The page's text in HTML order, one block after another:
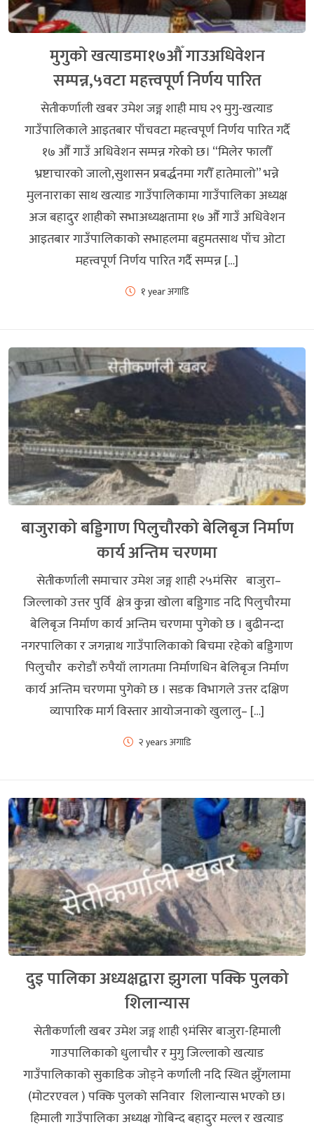
मुगुको खत्याडमा१७औँ गाउअधिवेशन
सम्पन्न,५वटा महत्त्वपूर्ण निर्णय पारित
सेतीकर्णाली खबर उमेश जङ्ग शाही माघ २९ मुगु-खत्याड
गाउँपालिकाले आइतबार पाँचवटा महत्त्वपूर्ण निर्णय पारित गर्दै
१७ औँ गाउँ अधिवेशन सम्पन्न गरेको छ। “मिलेर फालौँ
भ्रष्टाचारको जालो,सुशासन प्रबर्द्धनमा गरौँ हातेमालो” भन्ने
मुलनाराका साथ खत्याड गाउँपालिकामा गाउँपालिका अध्यक्ष
अज बहादुर शाहीको सभाअध्यक्षतामा १७ औँ गाउँ अधिवेशन
आइतबार गाउँपालिकाको सभाहलमा बहुमतसाथ पाँच ओटा
महत्त्वपूर्ण निर्णय पारित गर्दै सम्पन्न […]
१ year अगाडि
बाजुराको बड्डिगाण पिलुचौरको बेलिबृज निर्माण
कार्य अन्तिम चरणमा
सेतीकर्णाली समाचार उमेश जङ्ग शाही २५मंसिर बाजुरा–
जिल्लाको उत्तर पुर्वि क्षेत्र कु्न्ना खोला बड्डिगाड नदि पिलुचौरमा
बेलिबृज निर्माण कार्य अन्तिम चरणमा पुगेको छ । बुढीनन्दा
नगरपालिका र जगन्नाथ गाउँपालिकाको बिचमा रहेको बड्डिगाण
पिलुचौर करोडौं रुपैयाँ लागतमा निर्माणधिन बेलिबृज निर्माण
कार्य अन्तिम चरणमा पुगेको छ । सडक विभागले उत्तर दक्षिण
व्यापारिक मार्ग विस्तार आयोजनाको खुलालु– […]
२ years अगाडि
दुइ पालिका अध्यक्षद्वारा झुगला पक्कि पुलको
शिलान्यास
सेतीकर्णाली खबर उमेश जङ्ग शाही ९मंसिर बाजुरा-हिमाली
गाउपालिकाको धुलाचौर र मुगु जिल्लाको खत्याड
गाउँपालिकाको सुकाडिक जोड्ने कर्णाली नदि स्थित झुँगलामा
(मोटरएवल ) पक्कि पुलको सनिवार शिलान्यास भएको छ।
हिमाली गाउँपालिका अध्यक्ष गोबिन्द बहादुर मल्ल र खत्याड